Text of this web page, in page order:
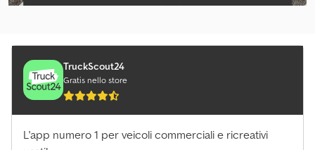
venditori
TruckScout24
Gratis nello store
L'app numero 1 per veicoli commerciali e ricreativi